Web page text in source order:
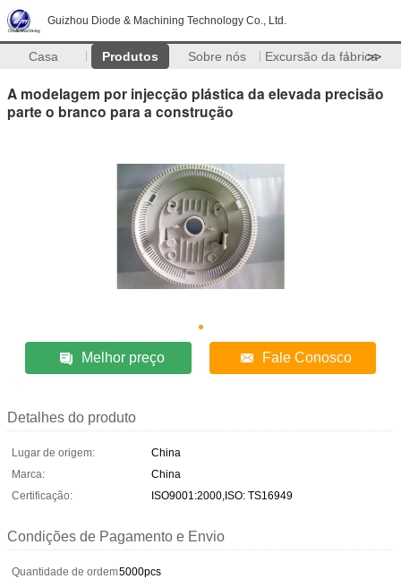
Guizhou Diode & Machining Technology Co., Ltd.
Casa Produtos Sobre nós Excursão da fábrica
>>
A modelagem por injecção plástica da elevada precisão
parte o branco para a construção
Melhor preço Fale Conosco
Detalhes do produto
Lugar de origem:
China
Marca:
China
Certificação:
ISO9001:2000,ISO: TS16949
Condições de Pagamento e Envio
Quantidade de ordem5000pcs